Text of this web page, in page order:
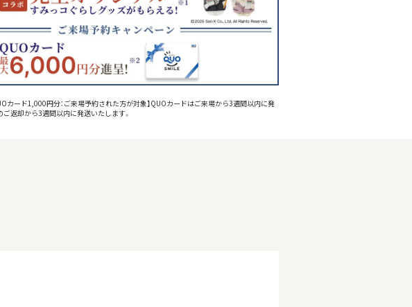
ード1,000円分：ご来場予約された方が対象】QUOカードはご来場から3週間以内に発
返却から3週間以内に発送いたします。